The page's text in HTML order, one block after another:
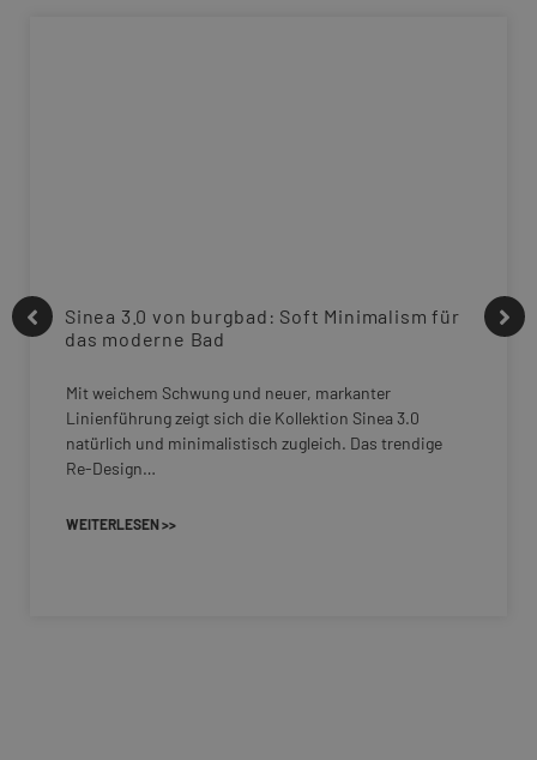
Sinea 3.0 von burgbad: Soft Minimalism für
das moderne Bad
Mit weichem Schwung und neuer, markanter
Linienführung zeigt sich die Kollektion Sinea 3.0
natürlich und minimalistisch zugleich. Das trendige
Re-Design…
WEITERLESEN >>